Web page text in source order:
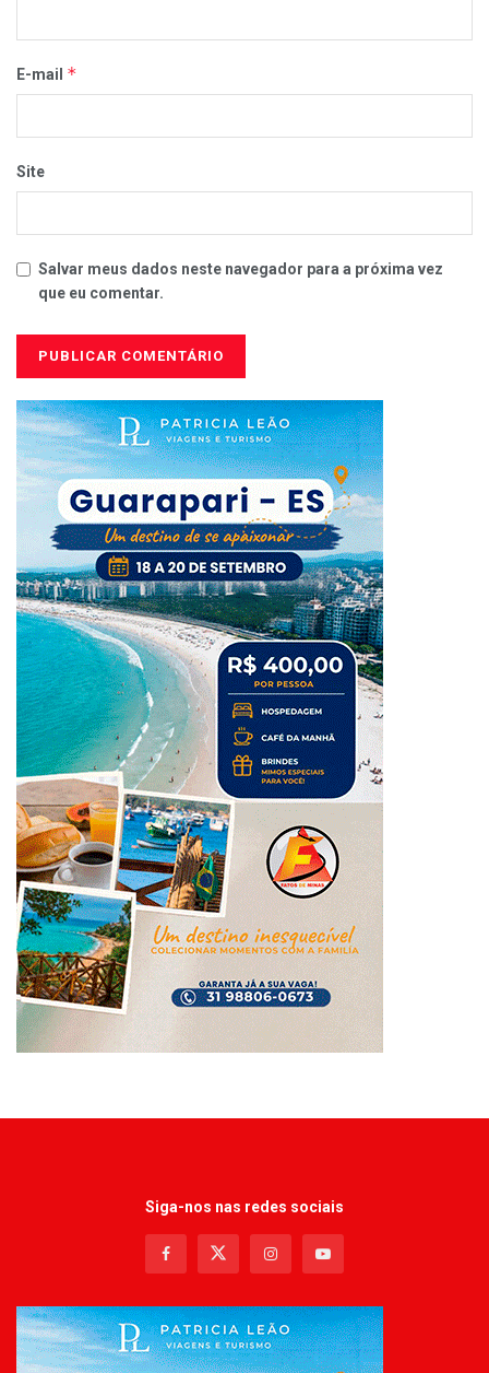
E-mail *
Site
Salvar meus dados neste navegador para a próxima vez
que eu comentar.
Siga-nos nas redes sociais